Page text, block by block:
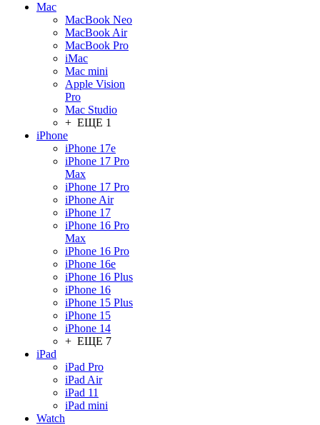
Mac
MacBook Neo
MacBook Air
MacBook Pro
iMac
Mac mini
Apple Vision
Pro
Mac Studio
+ ЕЩЕ 1
iPhone
iPhone 17e
iPhone 17 Pro
Max
iPhone 17 Pro
iPhone Air
iPhone 17
iPhone 16 Pro
Max
iPhone 16 Pro
iPhone 16e
iPhone 16 Plus
iPhone 16
iPhone 15 Plus
iPhone 15
iPhone 14
+ ЕЩЕ 7
iPad
iPad Pro
iPad Air
iPad 11
iPad mini
Watch